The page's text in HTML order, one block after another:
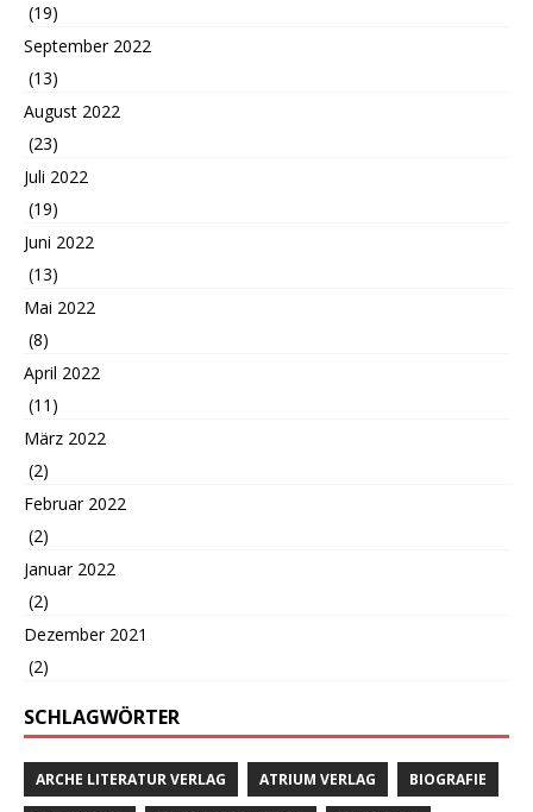
(19)
September 2022
(13)
August 2022
(23)
Juli 2022
(19)
Juni 2022
(13)
Mai 2022
(8)
April 2022
(11)
März 2022
(2)
Februar 2022
(2)
Januar 2022
(2)
Dezember 2021
(2)
SCHLAGWÖRTER
ARCHE LITERATUR VERLAG ATRIUM VERLAG BIOGRAFIE